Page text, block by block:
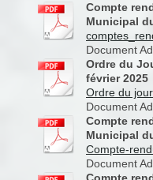
Compte
Municipal
Document
Ordre du
février 2025
Ordre du
Document
Compte
Municipal
Compte-
Document